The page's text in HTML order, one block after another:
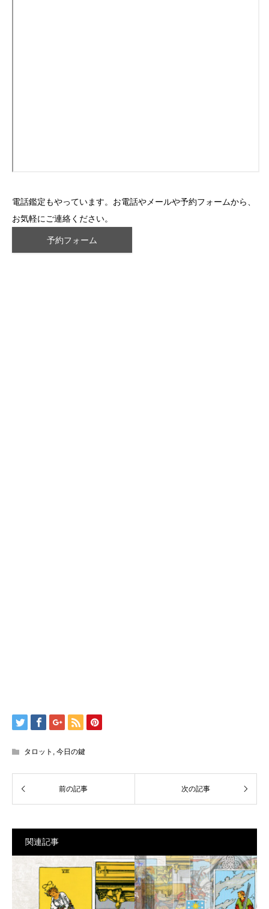
電話鑑定もやっています。お電話やメールや予約フォームから、
お気軽にご連絡ください。
予約フォーム
タロット , 今日の鍵
関連記事